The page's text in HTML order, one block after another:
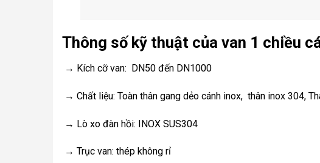
Thông số kỹ thuật của van 1 chiều
→ Kích cỡ van: DN50 đến DN1000
→ Chất liệu: Toàn thân gang dẻo cánh inox, thân inox 304,
→ Lò xo đàn hồi: INOX SUS304
→ Trục van: thép không rỉ